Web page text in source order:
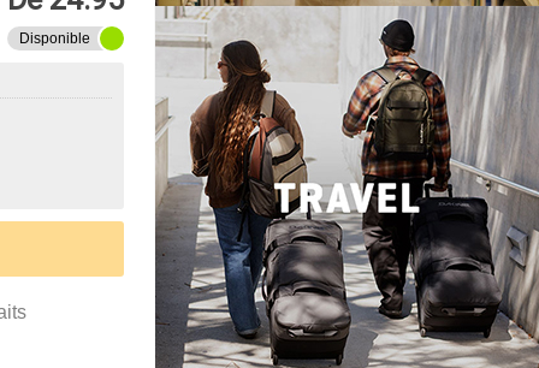
Disponible